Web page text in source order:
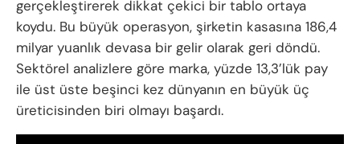
gerçekleştirerek dikkat çekici bir tablo ortaya
koydu. Bu büyük operasyon, şirketin kasasına 186,4
milyar yuanlık devasa bir gelir olarak geri döndü.
Sektörel analizlere göre marka, yüzde 13,3’lük pay
ile üst üste beşinci kez dünyanın en büyük üç
üreticisinden biri olmayı başardı.